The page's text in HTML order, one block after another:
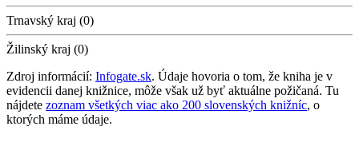
Trnavský kraj (0)
Žilinský kraj (0)
Zdroj informácií: Infogate.sk. Údaje hovoria o tom, že kniha je v
evidencii danej knižnice, môže však už byť aktuálne požičaná. Tu
nájdete zoznam všetkých viac ako 200 slovenských knižníc, o
ktorých máme údaje.